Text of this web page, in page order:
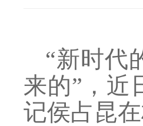
“新时代
来的”，近
记侯占昆